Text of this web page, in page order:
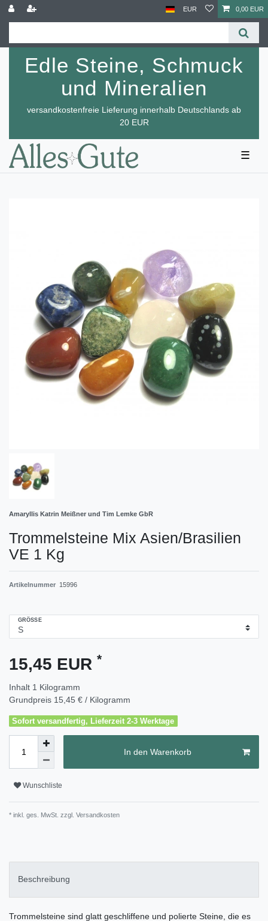
EUR 0,00 EUR
Edle Steine, Schmuck
und Mineralien
versandkostenfreie Lieferung innerhalb Deutschlands ab
20 EUR
☰
Amaryllis Katrin Meißner und Tim Lemke GbR
Trommelsteine Mix Asien/Brasilien
VE 1 Kg
Artikelnummer 15996
GRÖSSE
15,45 EUR *
Inhalt 1 Kilogramm
Grundpreis 15,45 € / Kilogramm
Sofort versandfertig, Lieferzeit 2-3 Werktage
In den Warenkorb
Wunschliste
* inkl. ges. MwSt. zzgl. Versandkosten
Beschreibung
Trommelsteine sind glatt geschliffene und polierte Steine, die es